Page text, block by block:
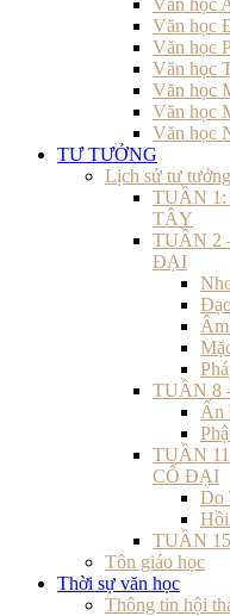
Văn học
Văn học
Văn học
Văn học
Văn học
Văn học
Văn học
TƯ TƯỞNG
Lịch sử tư
TUẦN
TÂY
TUẦN 2
ĐẠI
TUẦN 8
Ấn
TUẦN
CỔ ĐẠI
Do
TUẦN
Tôn giáo học
Thời sự văn học
Thông tin hội